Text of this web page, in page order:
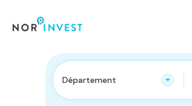
Département